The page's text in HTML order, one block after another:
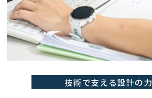
技術で支える設計の力